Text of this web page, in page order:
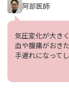
阿部医師
気圧変化が大き
血や腹痛がおき
手遅れになって